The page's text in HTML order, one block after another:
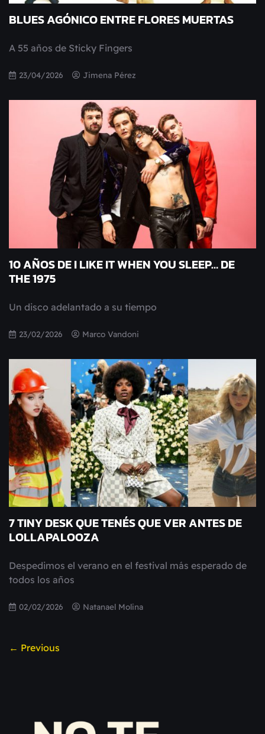
BLUES AGÓNICO ENTRE FLORES MUERTAS
A 55 años de Sticky Fingers
23/04/2026 Jimena Pérez
10 AÑOS DE I LIKE IT WHEN YOU SLEEP… DE
THE 1975
Un disco adelantado a su tiempo
23/02/2026 Marco Vandoni
7 TINY DESK QUE TENÉS QUE VER ANTES DE
LOLLAPALOOZA
Despedimos el verano en el festival más esperado de
todos los años
02/02/2026 Natanael Molina
← Previous